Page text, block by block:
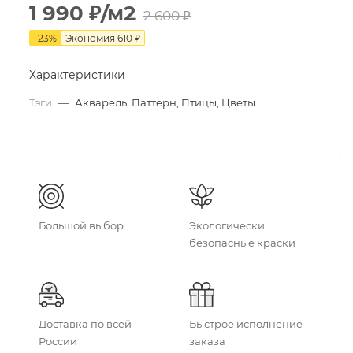
1 990 ₽/м2 2 600₽
-23% Экономия 610 ₽
Характеристики
Тэги — Акварель, Паттерн, Птицы, Цветы
Большой выбор
Экологически
безопасные краски
Доставка по всей
России
Быстрое исполнение
заказа